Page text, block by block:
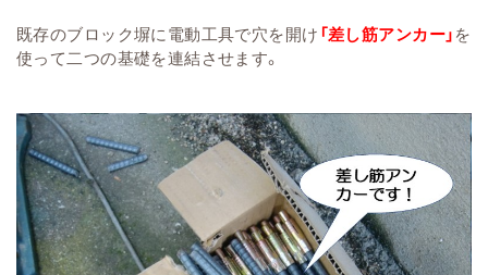
既存のブロック塀に電動工具で穴を開け 「差し筋アンカー」を
使って二つの基礎を連結させます。